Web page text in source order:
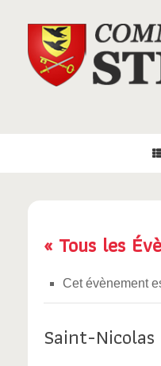
« Tous les
Cet évènement
Saint-Nicolas